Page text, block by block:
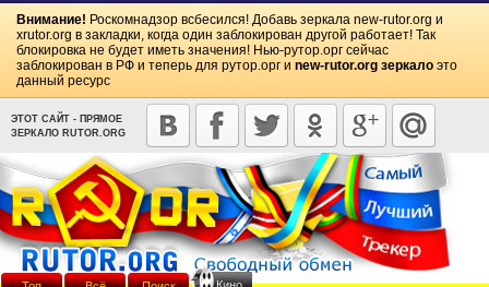
Внимание! Роскомнадзор всбесился! Добавь зеркала new-rutor.org и
xrutor.org в закладки, когда один заблокирован другой работает! Так
блокировка не будет иметь значения! Нью-рутор.орг сейчас
заблокирован в РФ и теперь для рутор.орг и new-rutor.org зеркало это
данный ресурс
ЭТОТ САЙТ - ПРЯМОЕ
ЗЕРКАЛО RUTOR.ORG